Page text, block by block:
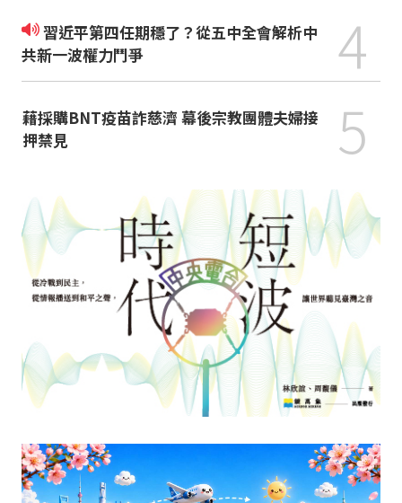
習近平第四任期穩了？從五中全會解析中
共新一波權力鬥爭
4
藉採購BNT疫苗詐慈濟 幕後宗教團體夫婦接
押禁見
5